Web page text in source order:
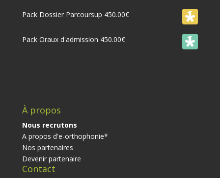
Pack Dossier Parcoursup 450.00€
Pack Oraux d'admission 450.00€
À propos
Nous recrutons
A propos d'e-orthophonie*
Nos partenaires
Devenir partenaire
Contact